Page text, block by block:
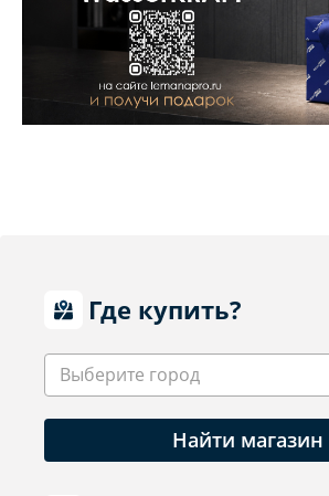
Где купить?
Выберите город
Найти магазин